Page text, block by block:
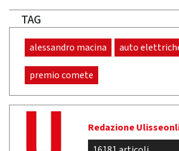
TAG
alessandro macina auto
premio comete
Redazione